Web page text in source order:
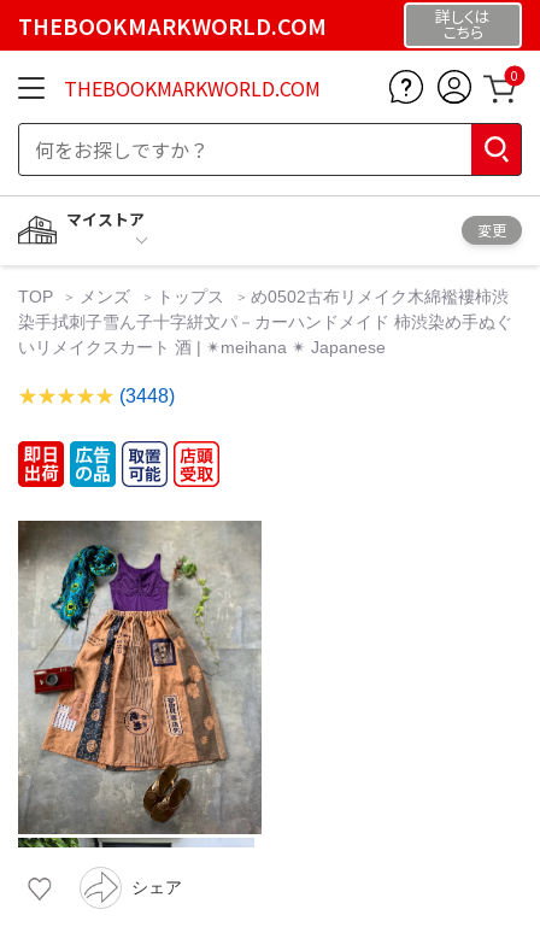
THEBOOKMARKWORLD.COM 詳しくは
こちら
THEBOOKMARKWORLD.COM 0
マイストア
変更
TOP メンズ トップス
め0502古布リメイク木綿襤褸柿渋
染手拭刺子雪ん子十字絣文パ－カーハンドメイド 柿渋染め手ぬぐ
いリメイクスカート 酒 | ✴︎meihana ✴︎ Japanese
(3448)
シェア